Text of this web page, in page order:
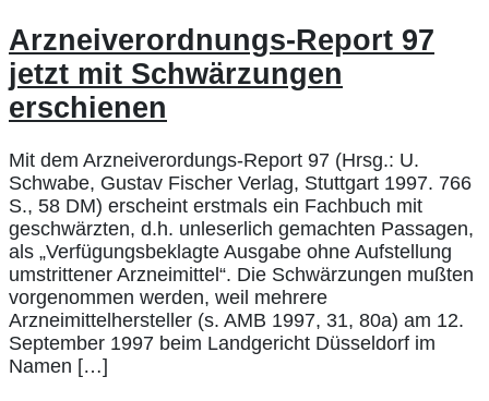
Arzneiverordnungs-Report 97
jetzt mit Schwärzungen
erschienen
Mit dem Arzneiverordungs-Report 97 (Hrsg.: U.
Schwabe, Gustav Fischer Verlag, Stuttgart 1997. 766
S., 58 DM) erscheint erstmals ein Fachbuch mit
geschwärzten, d.h. unleserlich gemachten Passagen,
als „Verfügungsbeklagte Ausgabe ohne Aufstellung
umstrittener Arzneimittel“. Die Schwärzungen mußten
vorgenommen werden, weil mehrere
Arzneimittelhersteller (s. AMB 1997, 31, 80a) am 12.
September 1997 beim Landgericht Düsseldorf im
Namen […]